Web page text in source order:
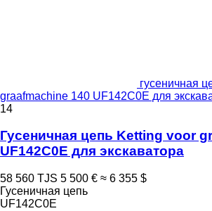
гусеничная
graafmachine 140 UF142C0E для
14
Гусеничная цепь Ketting voor
UF142C0E для экскаватора
58 560 TJS 5 500 € ≈ 6 355 $
Гусеничная цепь
UF142C0E